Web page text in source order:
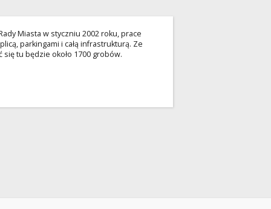
Miasta w styczniu 2002 roku, prace
parkingami i całą infrastrukturą. Ze
tu będzie około 1700 grobów.